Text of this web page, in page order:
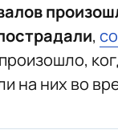
,
на них во